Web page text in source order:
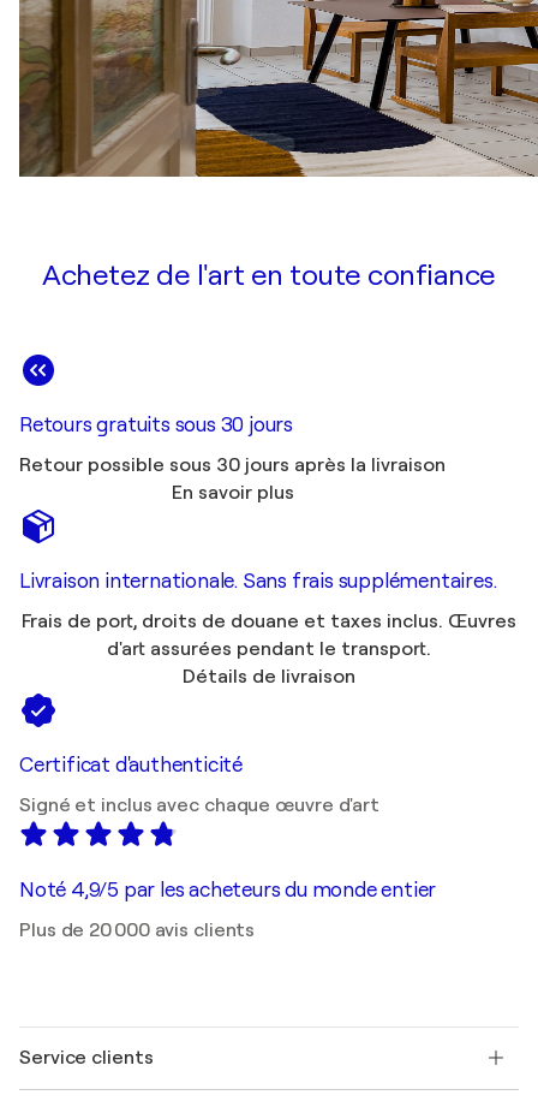
Achetez de l'art en toute confiance
Retours gratuits sous 30 jours
Retour possible sous 30 jours après la livraison
En savoir plus
Livraison internationale. Sans frais supplémentaires.
Frais de port, droits de douane et taxes inclus. Œuvres
d'art assurées pendant le transport.
Détails de livraison
Certificat d'authenticité
Signé et inclus avec chaque œuvre d'art
Noté 4,9/5 par les acheteurs du monde entier
Plus de 20 000 avis clients
Service clients